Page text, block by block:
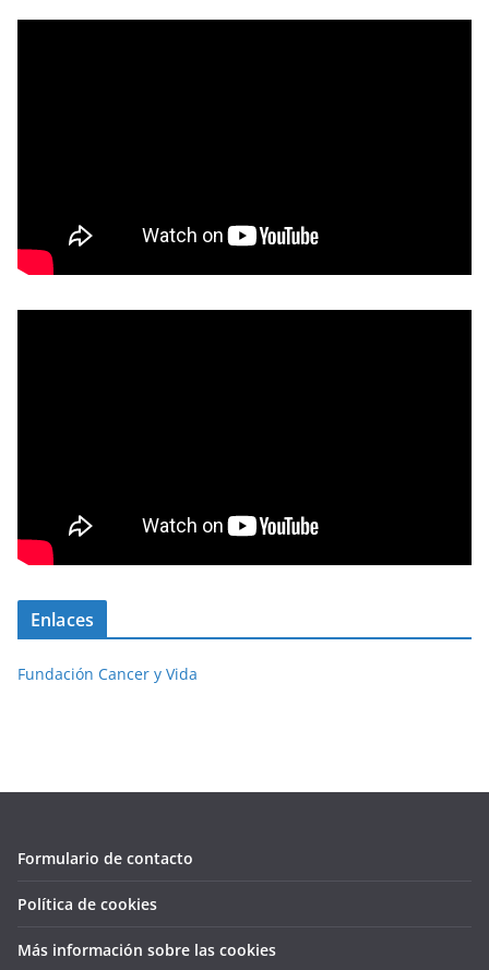
Enlaces
Fundación Cancer y Vida
Formulario de contacto
Política de cookies
Más información sobre las cookies